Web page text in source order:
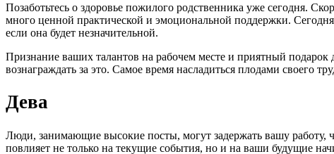
Позаботьтесь о здоровье пожилого родственника уже сегодня.
много ценной практической и эмоциональной поддержки.
если она будет незначительной.
Признание ваших талантов на рабочем месте и приятный
вознаграждать за это. Самое время насладиться плодами своего
Дева
Люди, занимающие высокие посты, могут задержать вашу работу,
повлияет не только на текущие события, но и на ваши будущие